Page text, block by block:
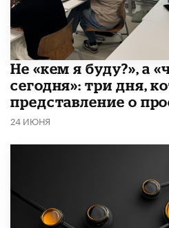
Не «кем я буду?», а
сегодня»: три дня,
представление о
24 ИЮНЯ